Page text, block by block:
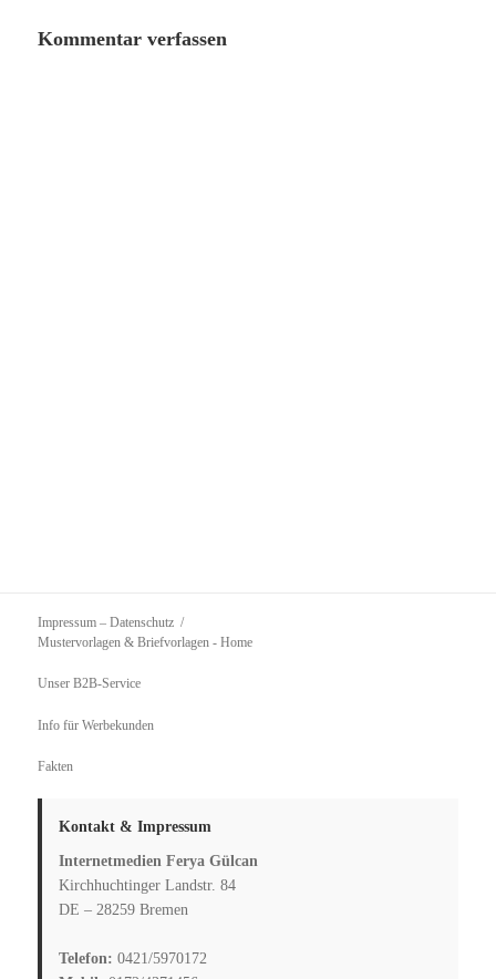
Kommentar verfassen
Impressum – Datenschutz
Mustervorlagen & Briefvorlagen - Home
Unser B2B-Service
Info für Werbekunden
Fakten
Kontakt & Impressum
Internetmedien Ferya Gülcan
Kirchhuchtinger Landstr. 84
DE – 28259 Bremen
Telefon: 0421/5970172